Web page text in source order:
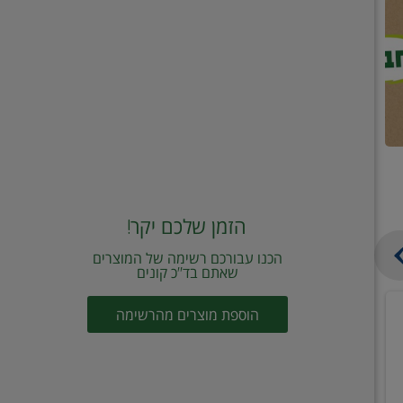
הזמן שלכם יקר!
הכנו עבורכם רשימה של המוצרים
שאתם בד"כ קונים
הוספת מוצרים מהרשימה